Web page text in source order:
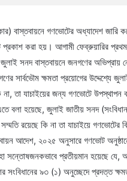
বাস্তবায়নে গণভোটের অধ্যাদেশ জারি
প্রকাশ করা হয়। আগামী ফেব্রুয়ারির
সনদ বাস্তবায়নে জনগণের অভিপ্রায়
সার্বভৌম ক্ষমতা প্রয়োগের উদ্দেশ্যে
না, তা যাচাইয়ের জন্য গণভোটে
বলা হয়েছে, জুলাই জাতীয় সনদ
রয়েছে কি না তা যাচাইয়ে
আদেশ, ২০২৫ অনুসারে গণভোট
সন্তোষজনকভাবে প্রতীয়মান হয়েছে
সংবিধানের ৯৩ (১) অনুচ্ছেদে প্রদত্ত